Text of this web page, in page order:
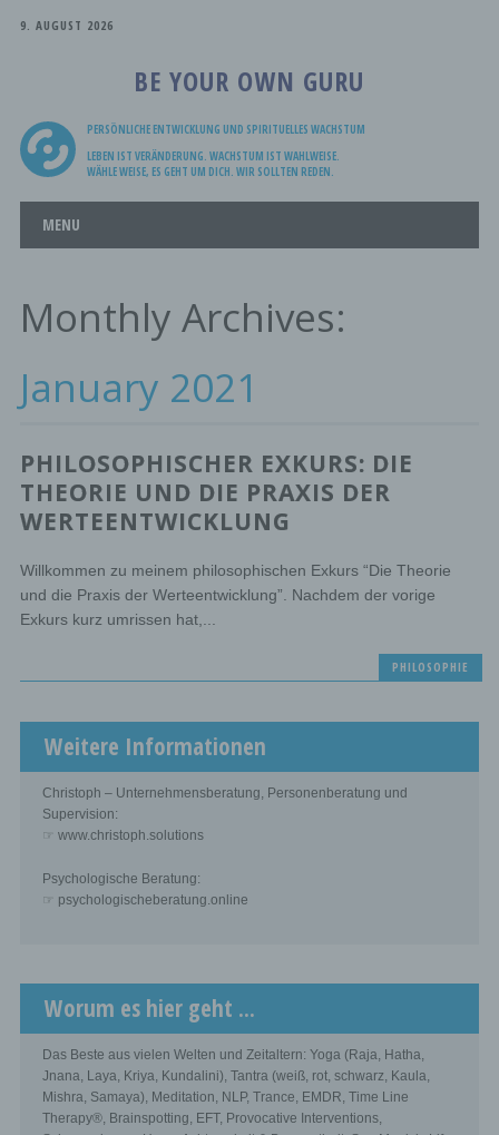
9. AUGUST 2026
BE YOUR OWN GURU
PERSÖNLICHE ENTWICKLUNG UND SPIRITUELLES WACHSTUM
LEBEN IST VERÄNDERUNG. WACHSTUM IST WAHLWEISE.
WÄHLE WEISE, ES GEHT UM DICH. WIR SOLLTEN REDEN.
Main menu
MENU
Monthly Archives:
January 2021
PHILOSOPHISCHER EXKURS: DIE
THEORIE UND DIE PRAXIS DER
WERTEENTWICKLUNG
Willkommen zu meinem philosophischen Exkurs “Die Theorie
und die Praxis der Werteentwicklung”. Nachdem der vorige
Exkurs kurz umrissen hat,...
PHILOSOPHIE
Weitere Informationen
Christoph – Unternehmensberatung, Personenberatung und
Supervision:
☞ www.christoph.solutions
Psychologische Beratung:
☞ psychologischeberatung.online
Worum es hier geht ...
Das Beste aus vielen Welten und Zeitaltern: Yoga (Raja, Hatha,
Jnana, Laya, Kriya, Kundalini), Tantra (weiß, rot, schwarz, Kaula,
Mishra, Samaya), Meditation, NLP, Trance, EMDR, Time Line
Therapy®, Brainspotting, EFT, Provocative Interventions,